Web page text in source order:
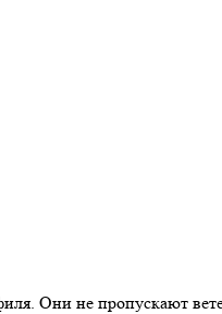
Они не пропускают